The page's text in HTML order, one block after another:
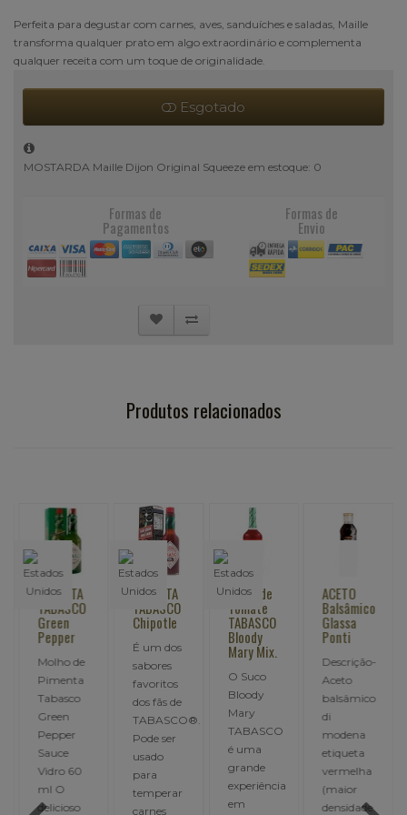
Perfeita para degustar com carnes, aves, sanduíches e saladas, Maille
transforma qualquer prato em algo extraordinário e complementa
qualquer receita com um toque de originalidade.
Esgotado
MOSTARDA Maille Dijon Original Squeeze em estoque: 0
Formas de
Pagamentos
Formas de
Envio
Produtos relacionados
PIMENTA
TABASCO
Green
Pepper
Molho de
Pimenta
Tabasco
Green
Pepper
Sauce
Vidro 60
ml O
delicioso
PIMENTA
TABASCO
Chipotle
É um dos
sabores
favoritos
dos fãs de
TABASCO®.
Pode ser
usado
para
temperar
carnes
SUCO de
Tomate
TABASCO
Bloody
Mary Mix.
O Suco
Bloody
Mary
TABASCO
é uma
grande
experiência
em
ACETO
Balsâmico
Glassa
Ponti
Descrição-
Aceto
balsâmico
di
modena
etiqueta
vermelha
(maior
densidade